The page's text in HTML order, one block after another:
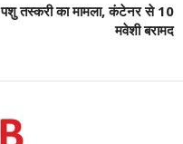
पशु तस्करी का मामला, कंटेनर से 10
मवेशी बरामद